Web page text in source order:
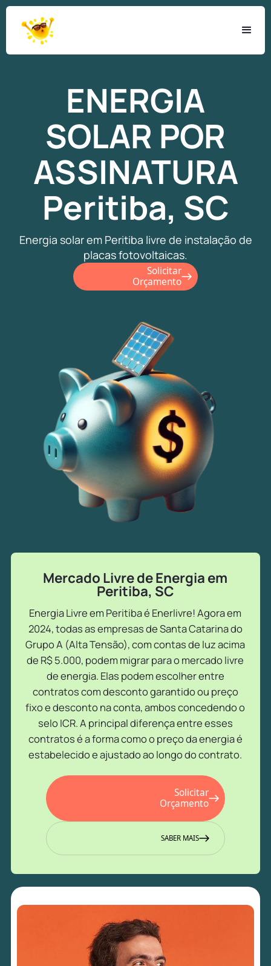
ENERGIA
SOLAR POR
ASSINATURA
Peritiba, SC
Energia solar em Peritiba livre de instalação de
placas fotovoltaicas.
Solicitar
Orçamento
Mercado Livre de Energia em
Peritiba, SC
Energia Livre em Peritiba é Enerlivre! Agora em
2024, todas as empresas de Santa Catarina do
Grupo A (Alta Tensão), com contas de luz acima
de R$ 5.000, podem migrar para o mercado livre
de energia. Elas podem escolher entre
contratos com desconto garantido ou preço
fixo e desconto na conta, ambos concedendo o
selo ICR. A principal diferença entre esses
contratos é a forma como o preço da energia é
estabelecido e ajustado ao longo do contrato.
Solicitar
Orçamento
SABER MAIS